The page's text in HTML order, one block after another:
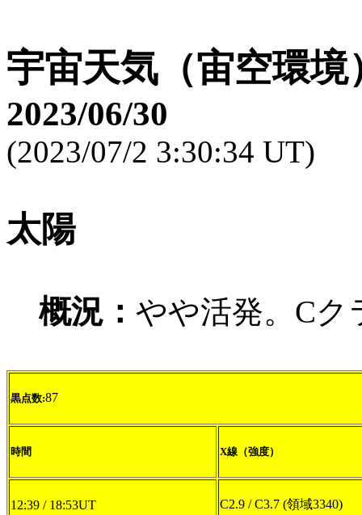
宇宙天気（宙空環境
2023/06/30
(2023/07/2 3:30:34 UT)
太陽
概況： やや活発。Cク
黒点数:87
時間 X線（強度）
12:39 / 18:53UT C2.9 / C3.7 (領域3340)